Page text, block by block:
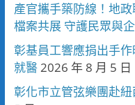
產官攜手築防線！地
檔案共展 守護民眾與
彰基員工響應捐出手
就醫2026 年 8 月 5 日
彰化市立管弦樂團赴